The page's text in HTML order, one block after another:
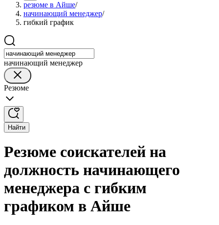
резюме в Айше/
начинающий менеджер/
гибкий график
начинающий менеджер
Резюме
Найти
Резюме соискателей на
должность начинающего
менеджера с гибким
графиком в Айше